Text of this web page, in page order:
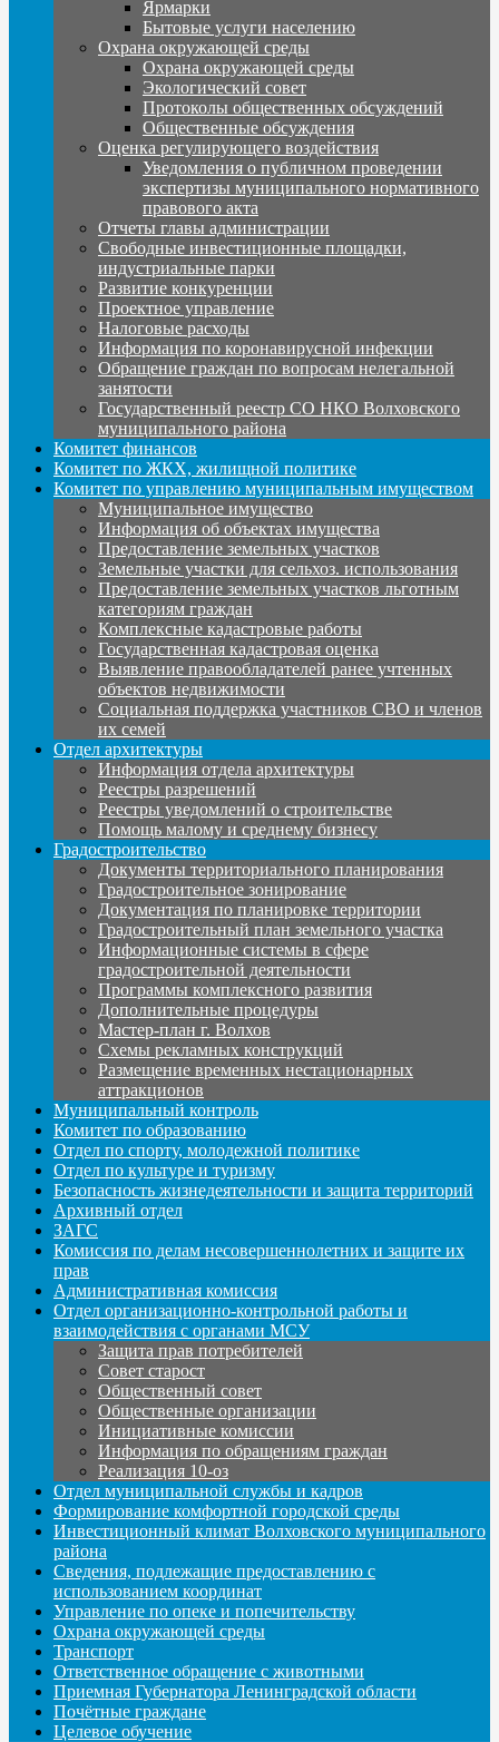
Ярмарки
Бытовые услуги населению
Охрана окружающей среды
Охрана окружающей среды
Экологический совет
Протоколы общественных обсуждений
Общественные обсуждения
Оценка регулирующего воздействия
Уведомления о публичном проведении
экспертизы муниципального нормативного
правового акта
Отчеты главы администрации
Свободные инвестиционные площадки,
индустриальные парки
Развитие конкуренции
Проектное управление
Налоговые расходы
Информация по коронавирусной инфекции
Обращение граждан по вопросам нелегальной
занятости
Государственный реестр СО НКО Волховского
муниципального района
Комитет финансов
Комитет по ЖКХ, жилищной политике
Комитет по управлению муниципальным имуществом
Муниципальное имущество
Информация об объектах имущества
Предоставление земельных участков
Земельные участки для сельхоз. использования
Предоставление земельных участков льготным
категориям граждан
Комплексные кадастровые работы
Государственная кадастровая оценка
Выявление правообладателей ранее учтенных
объектов недвижимости
Социальная поддержка участников СВО и членов
их семей
Отдел архитектуры
Информация отдела архитектуры
Реестры разрешений
Реестры уведомлений о строительстве
Помощь малому и среднему бизнесу
Градостроительство
Документы территориального планирования
Градостроительное зонирование
Документация по планировке территории
Градостроительный план земельного участка
Информационные системы в сфере
градостроительной деятельности
Программы комплексного развития
Дополнительные процедуры
Мастер-план г. Волхов
Схемы рекламных конструкций
Размещение временных нестационарных
аттракционов
Муниципальный контроль
Комитет по образованию
Отдел по спорту, молодежной политике
Отдел по культуре и туризму
Безопасность жизнедеятельности и защита территорий
Архивный отдел
ЗАГС
Комиссия по делам несовершеннолетних и защите их
прав
Административная комиссия
Отдел организационно-контрольной работы и
взаимодействия с органами МСУ
Защита прав потребителей
Совет старост
Общественный совет
Общественные организации
Инициативные комиссии
Информация по обращениям граждан
Реализация 10-оз
Отдел муниципальной службы и кадров
Формирование комфортной городской среды
Инвестиционный климат Волховского муниципального
района
Сведения, подлежащие предоставлению с
использованием координат
Управление по опеке и попечительству
Охрана окружающей среды
Транспорт
Ответственное обращение с животными
Приемная Губернатора Ленинградской области
Почётные граждане
Целевое обучение